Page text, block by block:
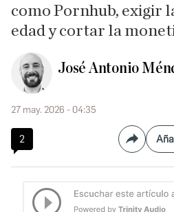
como Pornhub, exigir
edad y cortar la
José Antonio
27 may. 2026 - 04:35
2